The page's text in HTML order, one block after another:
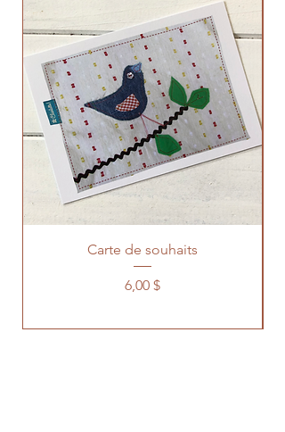
Carte de souhaits
Prix
6,00 $